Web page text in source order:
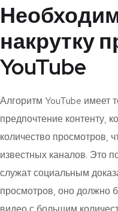
накрутку
YouTube
Алгоритм YouTube имеет
предпочтение контенту,
количество просмотров,
известных каналов. Это
служат социальным
просмотров, оно должно